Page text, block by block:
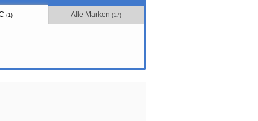
(1) Alle Marken(17)